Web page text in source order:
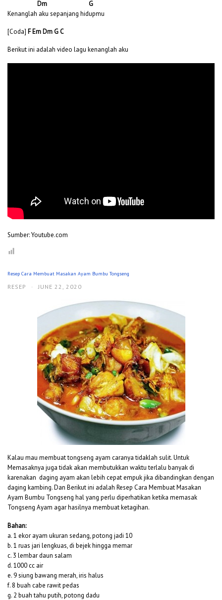
Dm G
Kenanglah aku sepanjang hidupmu
[Coda] F Em Dm G C
Berikut ini adalah video lagu kenanglah aku
Sumber: Youtube.com
Resep Cara Membuat Masakan Ayam Bumbu Tongseng
RESEP · JUNE 22, 2020
Kalau mau membuat tongseng ayam caranya tidaklah sulit. Untuk
Memasaknya juga tidak akan membutukkan waktu terlalu banyak di
karenakan daging ayam akan lebih cepat empuk jika dibandingkan dengan
daging kambing. Dan Berikut ini adalah Resep Cara Membuat Masakan
Ayam Bumbu Tongseng hal yang perlu diperhatikan ketika memasak
Tongseng Ayam agar hasilnya membuat ketagihan.
Bahan:
a. 1 ekor ayam ukuran sedang, potong jadi 10
b. 1 ruas jari lengkuas, di bejek hingga memar
c. 3 lembar daun salam
d. 1000 cc air
e. 9 siung bawang merah, iris halus
f. 8 buah cabe rawit pedas
g. 2 buah tahu putih, potong dadu